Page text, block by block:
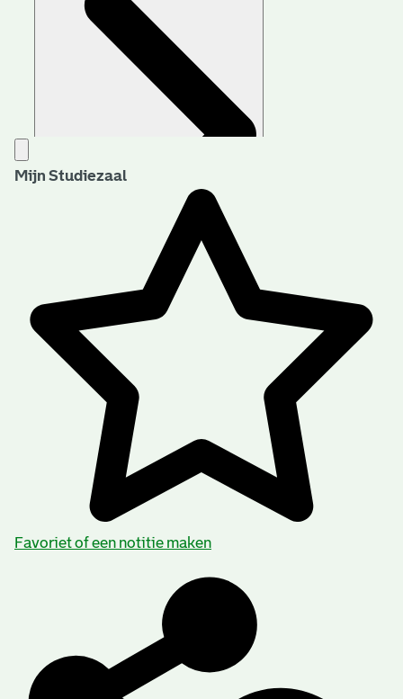
Aanwijzingen voor de gebruiker
Mijn Studiezaal
Favoriet of een notitie maken